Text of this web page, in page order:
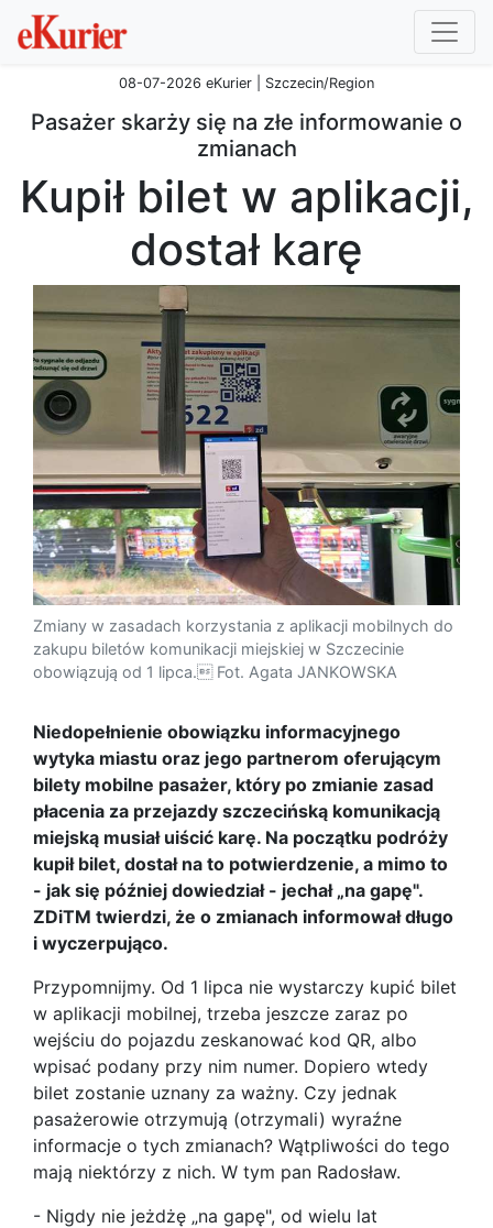
08-07-2026 eKurier | Szczecin/Region
Pasażer skarży się na złe informowanie o
zmianach
Kupił bilet w aplikacji,
dostał karę
Zmiany w zasadach korzystania z aplikacji mobilnych do
zakupu biletów komunikacji miejskiej w Szczecinie
obowiązują od 1 lipca. Fot. Agata JANKOWSKA
Niedopełnienie obowiązku informacyjnego
wytyka miastu oraz jego partnerom oferującym
bilety mobilne pasażer, który po zmianie zasad
płacenia za przejazdy szczecińską komunikacją
miejską musiał uiścić karę. Na początku podróży
kupił bilet, dostał na to potwierdzenie, a mimo to
- jak się później dowiedział - jechał „na gapę".
ZDiTM twierdzi, że o zmianach informował długo
i wyczerpująco.
Przypomnijmy. Od 1 lipca nie wystarczy kupić bilet
w aplikacji mobilnej, trzeba jeszcze zaraz po
wejściu do pojazdu zeskanować kod QR, albo
wpisać podany przy nim numer. Dopiero wtedy
bilet zostanie uznany za ważny. Czy jednak
pasażerowie otrzymują (otrzymali) wyraźne
informacje o tych zmianach? Wątpliwości do tego
mają niektórzy z nich. W tym pan Radosław.
- Nigdy nie jeżdżę „na gapę", od wielu lat